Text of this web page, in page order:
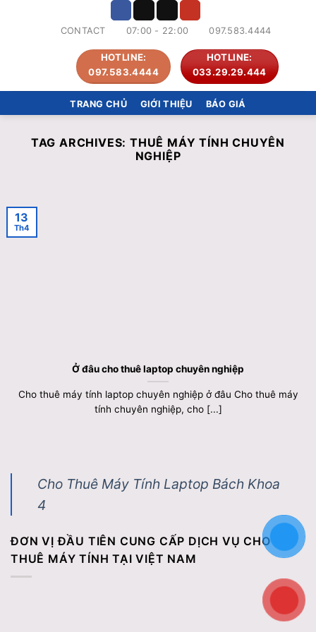
CONTACT 07:00 - 22:00 097.583.4444
HOTLINE:
097.583.4444
HOTLINE:
033.29.29.444
TRANG CHỦ GIỚI THIỆU BÁO GIÁ
TAG ARCHIVES:THUÊ MÁY TÍNH CHUYÊN
NGHIỆP
Ở đâu cho thuê laptop chuyên nghiệp
Cho thuê máy tính laptop chuyên nghiệp ở đâu Cho thuê máy
tính chuyên nghiệp, cho [...]
13
Th4
Cho Thuê Máy Tính Laptop Bách Khoa
4
ĐƠN VỊ ĐẦU TIÊN CUNG CẤP DỊCH VỤ CHO
THUÊ MÁY TÍNH TẠI VIỆT NAM